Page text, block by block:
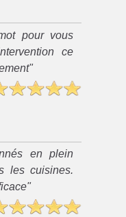
pour vous
ce
en plein
les cuisines.